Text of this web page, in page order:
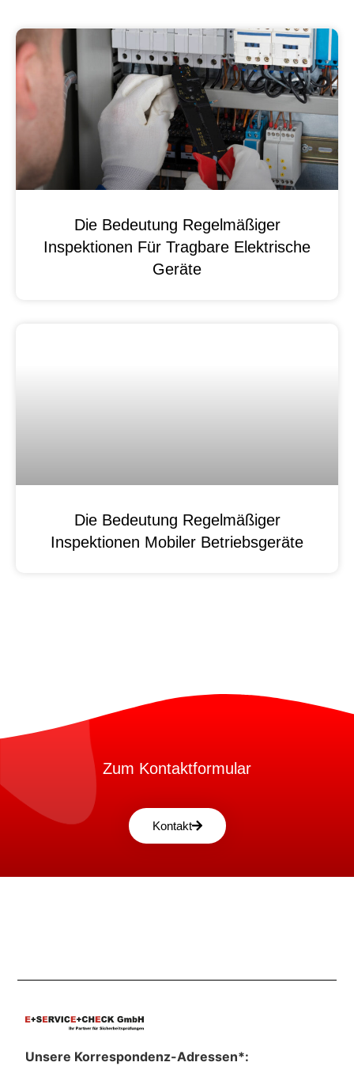
Die Bedeutung Regelmäßiger
Inspektionen Für Tragbare Elektrische
Geräte
Die Bedeutung Regelmäßiger
Inspektionen Mobiler Betriebsgeräte
Zum Kontaktformular
Kontakt
Unsere Korrespondenz-Adressen*: